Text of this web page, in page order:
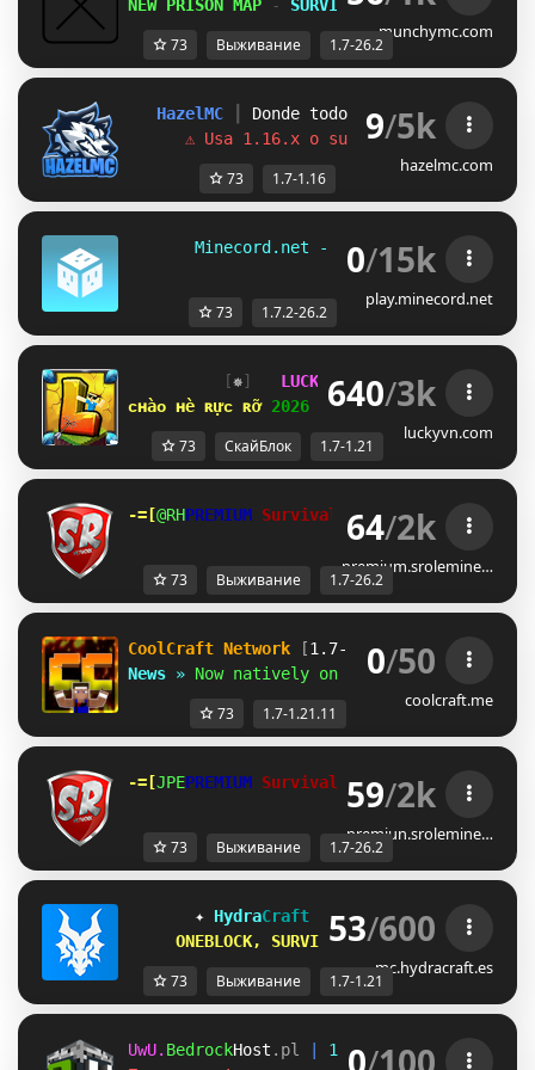
NEW PRISON MAP
- SURVIVAL S6 AUG 8th
munchymc.com
73 Выживание 1.7-26.2
HazelMC Donde todo comenzó
[1.7.x -
⚠ Usa 1.16.x o superior para entrar
9/5k
hazelmc.com
73 1.7-1.16
Minecord.net - [1.7.2
0/15k
play.minecord.net
73 1.7.2-26.2
[✵] LUCKYVN NETWORK GA
ᴄʜàᴏ ʜè ʀựᴄ ʀỡ 2026 ⋆ open ꜱᴋʏʙʟᴏᴄᴋ ᴇʀᴀ
640/3k
luckyvn.com
73 СкайБлок 1.7-1.21
-=[Y_KPREMIUM Survival Rolemine TCB ]=-
64/2k
premium.srolemine…
73 Выживание 1.7-26.2
CoolCraft Network [1.7-1.21 ]
News » Now natively on Minecraft 1.21.11
0/50
coolcraft.me
73 1.7-1.21.11
-=[IVPPREMIUM Survival Rolemine EVO ]=-
59/2k
premiun.srolemine…
73 Выживание 1.7-26.2
✦ HydraCraft NETWORK [1.7 ↠ 1.21]
ONEBLOCK, SURVIVAL 1.8, 1.20, 1.21...
53/600
mc.hydracraft.es
73 Выживание 1.7-1.21
UwU. BedrockHost .pl 1.7.2-26.2